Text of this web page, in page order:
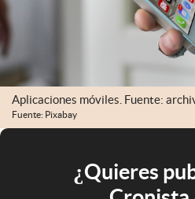
Aplicaciones móviles. Fuente:
Fuente: Pixabay
¿Quieres